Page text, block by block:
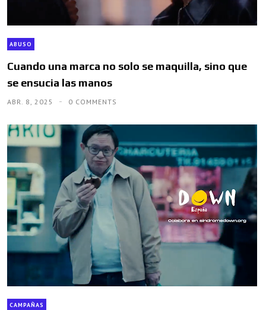
ABUSO
Cuando una marca no solo se maquilla, sino que
se ensucia las manos
ABR. 8, 2025 0 COMMENTS
CAMPAÑAS